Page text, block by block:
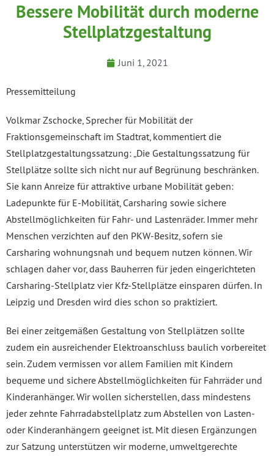
Bessere Mobilität durch moderne
Stellplatzgestaltung
Juni 1, 2021
Pressemitteilung
Volkmar Zschocke, Sprecher für Mobilität der
Fraktionsgemeinschaft im Stadtrat, kommentiert die
Stellplatzgestaltungssatzung: „Die Gestaltungssatzung für
Stellplätze sollte sich nicht nur auf Begrünung beschränken.
Sie kann Anreize für attraktive urbane Mobilität geben:
Ladepunkte für E-Mobilität, Carsharing sowie sichere
Abstellmöglichkeiten für Fahr- und Lastenräder. Immer mehr
Menschen verzichten auf den PKW-Besitz, sofern sie
Carsharing wohnungsnah und bequem nutzen können. Wir
schlagen daher vor, dass Bauherren für jeden eingerichteten
Carsharing-Stellplatz vier Kfz-Stellplätze einsparen dürfen. In
Leipzig und Dresden wird dies schon so praktiziert.
Bei einer zeitgemäßen Gestaltung von Stellplätzen sollte
zudem ein ausreichender Elektroanschluss baulich vorbereitet
sein. Zudem vermissen vor allem Familien mit Kindern
bequeme und sichere Abstellmöglichkeiten für Fahrräder und
Kinderanhänger. Wir wollen sicherstellen, dass mindestens
jeder zehnte Fahrradabstellplatz zum Abstellen von Lasten-
oder Kinderanhängern geeignet ist. Mit diesen Ergänzungen
zur Satzung unterstützen wir moderne, umweltgerechte